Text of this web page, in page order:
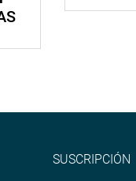
SUSCRIPCIÓN